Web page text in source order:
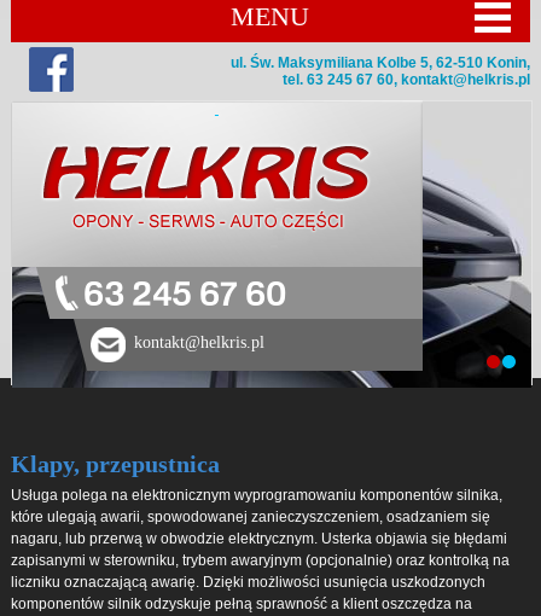
MENU
ul. Św. Maksymiliana Kolbe 5, 62-510 Konin,
tel. 63 245 67 60, kontakt@helkris.pl
63 245 67 60
kontakt@helkris.pl
Klapy, przepustnica
Usługa polega na elektronicznym wyprogramowaniu komponentów silnika,
które ulegają awarii, spowodowanej zanieczyszczeniem, osadzaniem się
nagaru, lub przerwą w obwodzie elektrycznym. Usterka objawia się błędami
zapisanymi w sterowniku, trybem awaryjnym (opcjonalnie) oraz kontrolką na
liczniku oznaczającą awarię. Dzięki możliwości usunięcia uszkodzonych
komponentów silnik odzyskuje pełną sprawność a klient oszczędza na